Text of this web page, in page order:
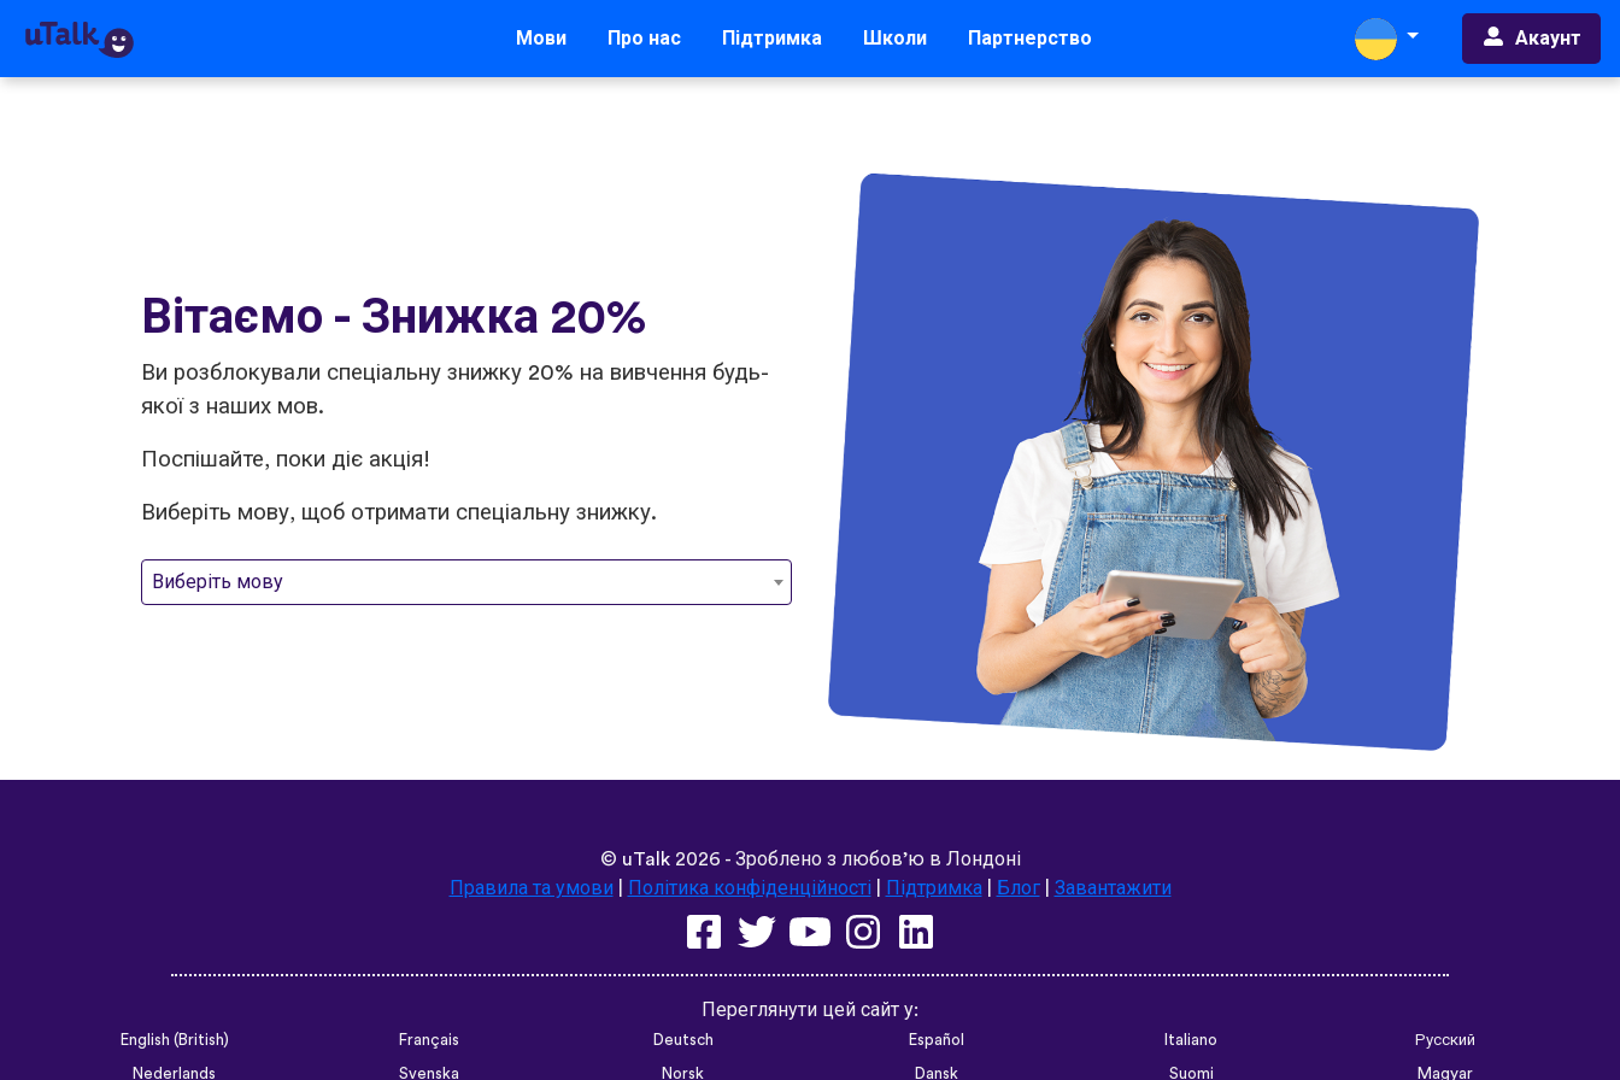
Мови Про нас Підтримка Школи Партнерство Акаунт
Вітаємо - Знижка 20%
Ви розблокували спеціальну знижку 20% на вивчення будь-
якої з наших мов.
Поспішайте, поки діє акція!
Виберіть мову, щоб отримати спеціальну знижку.
Виберіть мову
© uTalk2026 - Зроблено з любов’ю в Лондоні
Правила та умови
Політика конфіденційності Підтримка| Блог| Завантажити
Переглянути цей сайт у:
English (British) Français Deutsch Español Italiano
Русский
Nederlands
Svenska Norsk Dansk Suomi Magyar